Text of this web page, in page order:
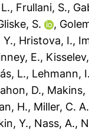
, Frullani, S.,
S. ,
Y., Hristova, I.,
E.,
L., Lehmann,
D., Makins,
H., Miller, C. A.
Y., Nass, A.,